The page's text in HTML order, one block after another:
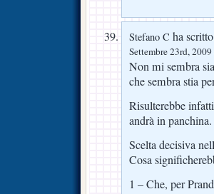
Stefano C ha
Settembre 23rd,
Non mi sembra
che sembra stia
Risulterebbe
andrà in panchina.
Scelta decisiva
Cosa
1 – Che, per